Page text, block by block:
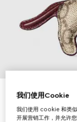
小狗造型手袋挂饰
€ 350
相关款式米色和深棕色帆
我们使用Cookie
我们使用 cookie 和类
开展营销工作，并允许